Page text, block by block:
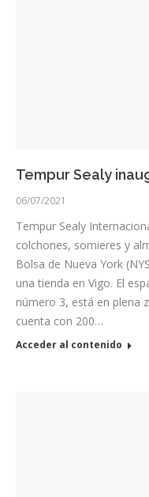
Tempur Sealy
06/07/2021
Tempur Sealy
colchones, somieres y
Bolsa de Nueva York
una tienda en Vigo. El
número 3, está en plena
cuenta con 200…
Acceder al contenido